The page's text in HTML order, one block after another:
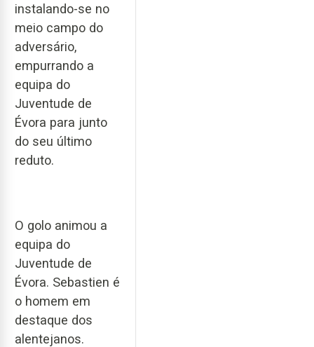
instalando-se no
meio campo do
adversário,
empurrando a
equipa do
Juventude de
Évora para junto
do seu último
reduto.
O golo animou a
equipa do
Juventude de
Évora. Sebastien é
o homem em
destaque dos
alentejanos.